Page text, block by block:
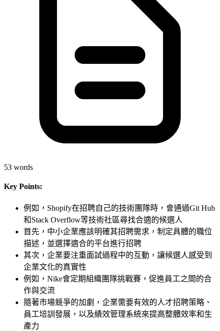
53 words
Key Points:
例如，Shopify在招聘自己的技術團隊時，會通過Git Hub
和Stack Overflow等技術社區尋找合適的候選人
首先，中小企業應該明確其招聘需求，制定具體的職位
描述，並選擇適合的平台進行招聘
其次，企業要注重面試過程中的互動，讓候選人感受到
企業文化的真實性
例如，Nike會定期組織團隊挑戰賽，促進員工之間的合
作與交流
隨著市場競爭的加劇，企業需要有效的人才招聘策略、
員工培訓發展，以及績效管理系統來提高整體效率和生
產力